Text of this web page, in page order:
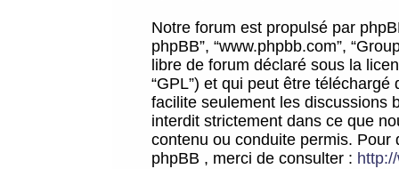
Notre forum est propulsé par
phpBB”, “www.phpbb.com”,
libre de forum déclaré sous la
“GPL”) et qui peut être téléchargé
facilite seulement les discussions
interdit strictement dans ce que
contenu ou conduite permis.
phpBB , merci de consulter :